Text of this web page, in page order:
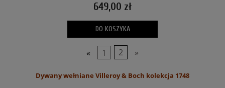
649,00 zł
DO KOSZYKA
« 1 2 »
Dywany wełniane Villeroy & Boch kolekcja 1748